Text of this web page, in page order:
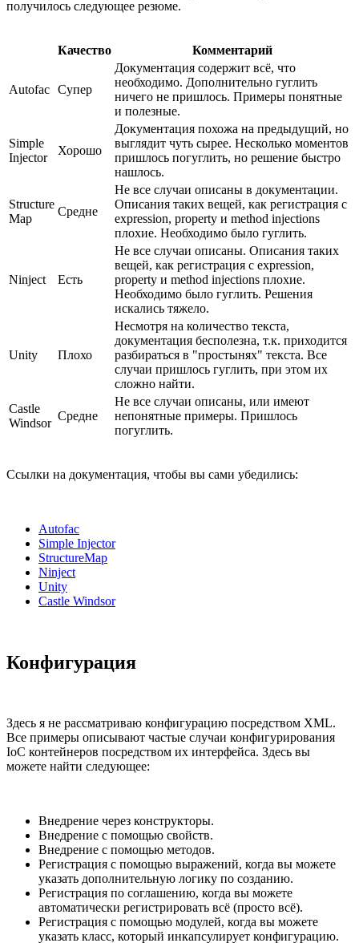
получилось следующее резюме.
Качество Комментарий
Autofac Супер
Документация содержит всё, что
необходимо. Дополнительно гуглить
ничего не пришлось. Примеры понятные
и полезные.
Simple
Injector
Хорошо
Документация похожа на предыдущий, но
выглядит чуть сырее. Несколько моментов
пришлось погуглить, но решение быстро
нашлось.
Structure
Map
Средне
Не все случаи описаны в документации.
Описания таких вещей, как регистрация с
expression, property и method injections
плохие. Необходимо было гуглить.
Ninject Есть
Не все случаи описаны. Описания таких
вещей, как регистрация с expression,
property и method injections плохие.
Необходимо было гуглить. Решения
искались тяжело.
Unity Плохо
Несмотря на количество текста,
документация бесполезна, т.к. приходится
разбираться в "простынях" текста. Все
случаи пришлось гуглить, при этом их
сложно найти.
Castle
Windsor
Средне
Не все случаи описаны, или имеют
непонятные примеры. Пришлось
погуглить.
Ссылки на документация, чтобы вы сами убедились:
Autofac
Simple Injector
StructureMap
Ninject
Unity
Castle Windsor
Конфигурация
Здесь я не рассматриваю конфигурацию посредством XML.
Все примеры описывают частые случаи конфигурирования
IoC контейнеров посредством их интерфейса. Здесь вы
можете найти следующее:
Внедрение через конструкторы.
Внедрение с помощью свойств.
Внедрение с помощью методов.
Регистрация с помощью выражений, когда вы можете
указать дополнительную логику по созданию.
Регистрация по соглашению, когда вы можете
автоматически регистрировать всё (просто всё).
Регистрация с помощью модулей, когда вы можете
указать класс, который инкапсулирует конфигурацию.